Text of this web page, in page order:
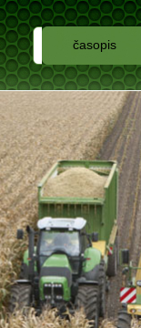
časopis